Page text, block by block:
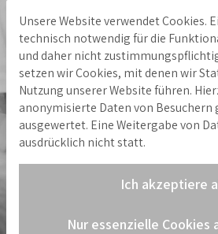
Hinweis zu Cookies
Unsere Website verwendet Cookies.
technisch notwendig für die
und daher nicht
setzen wir Cookies, mit denen wir
Nutzung unserer Website führen.
anonymisierte Daten von Besuchern
ausgewertet. Eine Weitergabe von
ausdrücklich nicht statt.
Ich akzeptiere
Nur essenzielle Cookies